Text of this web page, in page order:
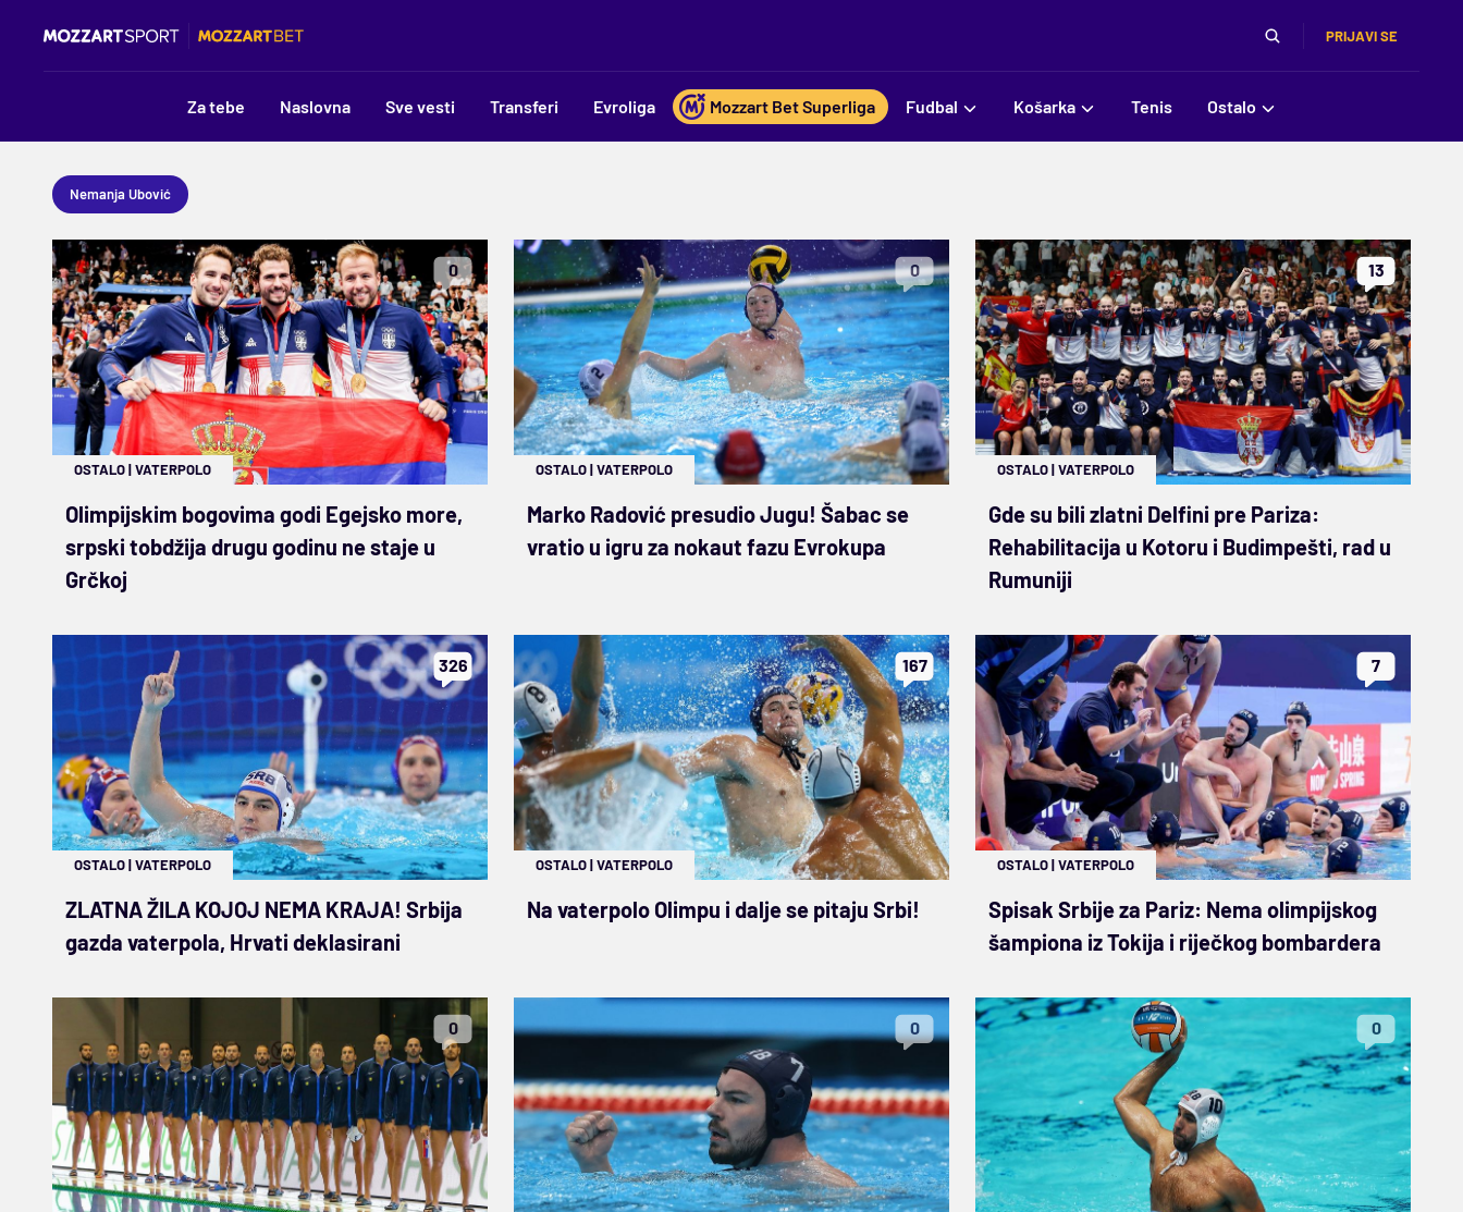
PRIJAVI SE
Za tebe Naslovna Sve vesti Transferi Evroliga Mozzart Bet Superliga Fudbal Košarka Tenis Ostalo
Nemanja Ubović
0
OSTALO|VATERPOLO
Olimpijskim bogovima godi Egejsko more,
srpski tobdžija drugu godinu ne staje u
Grčkoj
0
OSTALO|VATERPOLO
Marko Radović presudio Jugu! Šabac se
vratio u igru za nokaut fazu Evrokupa
13
OSTALO|VATERPOLO
Gde su bili zlatni Delfini pre Pariza:
Rehabilitacija u Kotoru i Budimpešti, rad u
Rumuniji
326
OSTALO|VATERPOLO
ZLATNA ŽILA KOJOJ NEMA KRAJA! Srbija
gazda vaterpola, Hrvati deklasirani
167
OSTALO|VATERPOLO
Na vaterpolo Olimpu i dalje se pitaju Srbi!
7
OSTALO|VATERPOLO
Spisak Srbije za Pariz: Nema olimpijskog
šampiona iz Tokija i riječkog bombardera
0 0 0